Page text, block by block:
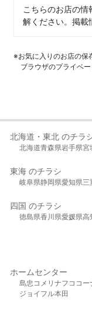
こちらのお店の情
解ください。掲載
※お気に入りのお店の保
ブラウザのプライベ
北海道・東北 のチラ
北海道青森県岩手県宮
東海 のチラシ
岐阜県静岡県愛知県三
四国 のチラシ
徳島県香川県愛媛県高
ホームセンター
島忠 コメリ ナフコ コー
ジョイフル本田